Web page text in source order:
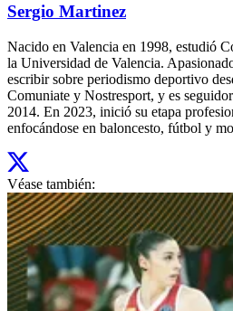
Sergio Martinez
Nacido en Valencia en 1998, estudió
la Universidad de Valencia.
escribir sobre periodismo deportivo
Comuniate y Nostresport, y es
2014. En 2023, inició su etapa
enfocándose en baloncesto, fútbol y
Véase también: